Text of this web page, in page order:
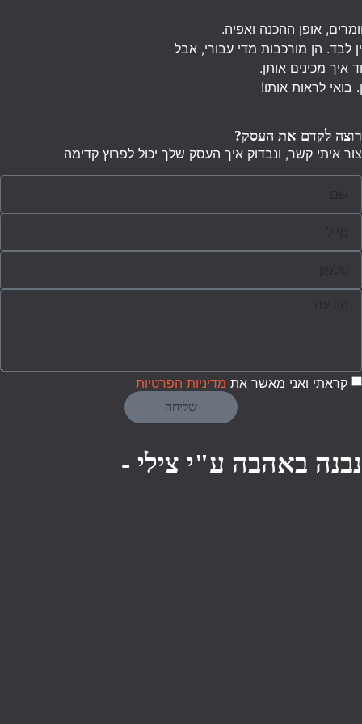
לכל עוגה יש מתכון, שכולל חומרים, אופן ההכנה ואפיה.
יש עוגות שאני לא יכולה להכין לבד. הן מורכבות מדי עבורי, אבל
עדיין אני אוהבת להציץ וללמוד איך מכינים אותן.
גם לאתרי אינטרנט יש מתכון. בואי לראות אותו!
רוצה לקדם את העסק?
צור איתי קשר, ונבדוק איך העסק שלך יכול לפרוץ קדימה
קראתי ואני מאשר את מדיניות הפרטיות
שליחה
נבנה באהבה ע"י צילי -